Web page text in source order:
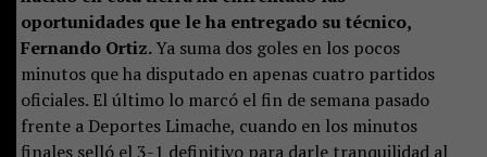
oportunidades que le ha entregado su técnico,
Fernando Ortiz.Ya suma dos goles en los pocos
minutos que ha disputado en apenas cuatro partidos
oficiales. El último lo marcó el fin de semana pasado
frente a Deportes Limache, cuando en los minutos
finales selló el 3-1 definitivo para darle tranquilidad al